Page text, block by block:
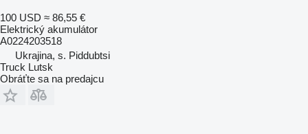
100 USD ≈ 86,55 €
Elektrický akumulátor
A0224203518
Ukrajina, s. Piddubtsi
Truck Lutsk
Obráťte sa na predajcu